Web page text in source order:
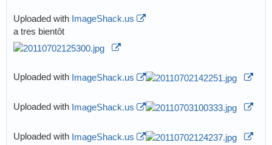
Uploaded with ImageShack.us
a tres bientôt
Uploaded with ImageShack.us
Uploaded with ImageShack.us
Uploaded with ImageShack.us